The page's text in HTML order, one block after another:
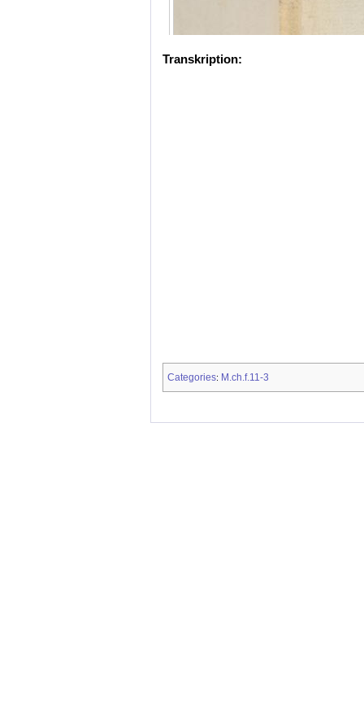
Transkription:
Categories: M.ch.f.11-3